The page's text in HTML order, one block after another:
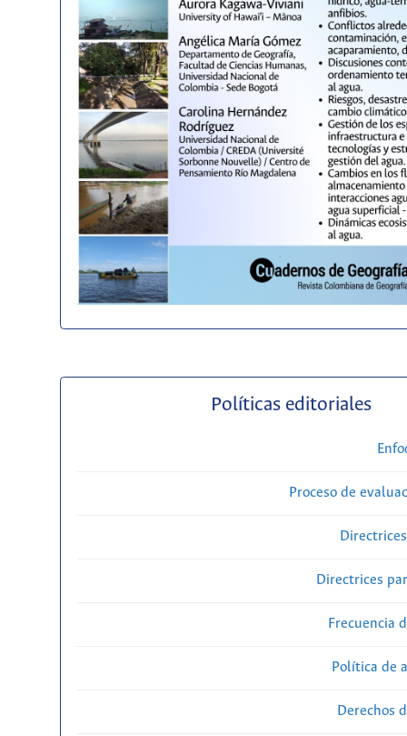
Políticas editoriales
Proceso de
Directrices
Frecuencia
Política de
Derechos